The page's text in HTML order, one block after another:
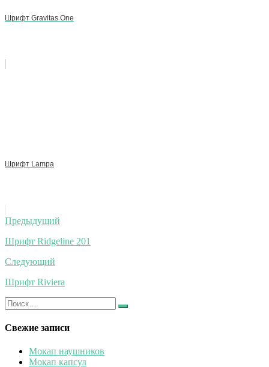
Шрифт Gravitas One
Шрифт Lampa
Навигация
по
записям
Предыдущий
Шрифт Ridgeline 201
Следующий
Шрифт Riviera
Искать:
Найти
Свежие записи
Мокап наушников
Мокап капсул